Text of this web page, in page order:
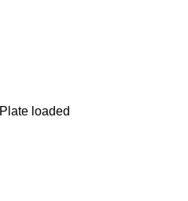
Plate loaded